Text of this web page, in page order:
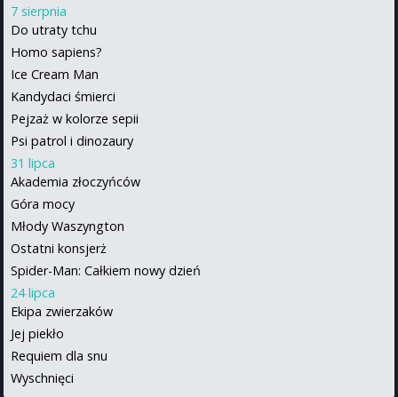
7 sierpnia
Do utraty tchu
Homo sapiens?
Ice Cream Man
Kandydaci śmierci
Pejzaż w kolorze sepii
Psi patrol i dinozaury
31 lipca
Akademia złoczyńców
Góra mocy
Młody Waszyngton
Ostatni konsjerż
Spider-Man: Całkiem nowy dzień
24 lipca
Ekipa zwierzaków
Jej piekło
Requiem dla snu
Wyschnięci